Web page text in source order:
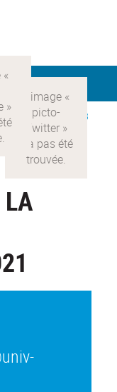
> Recherche >
8
LA